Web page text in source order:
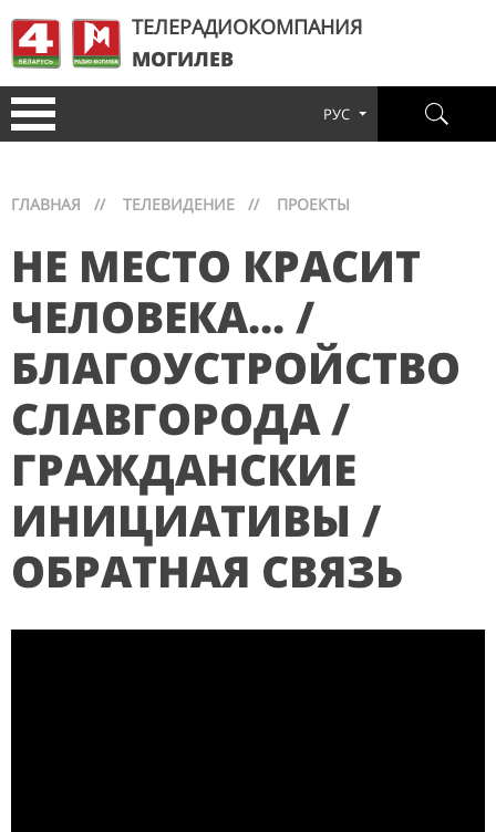
ТЕЛЕРАДИОКОМПАНИЯ
МОГИЛЕВ
РУС
ГЛАВНАЯ // ТЕЛЕВИДЕНИЕ // ПРОЕКТЫ
НЕ МЕСТО КРАСИТ
ЧЕЛОВЕКА... /
БЛАГОУСТРОЙСТВО
СЛАВГОРОДА /
ГРАЖДАНСКИЕ
ИНИЦИАТИВЫ /
ОБРАТНАЯ СВЯЗЬ